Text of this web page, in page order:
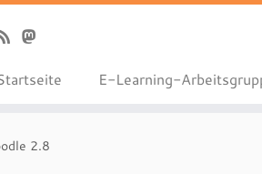
E-Learning-
2.8